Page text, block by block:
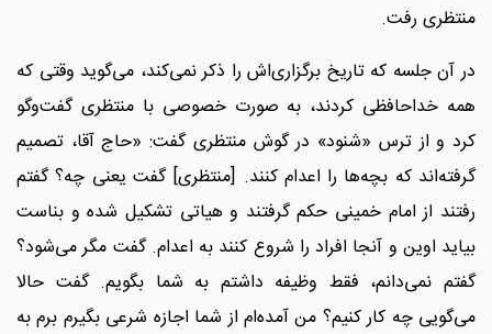
منتظری رفت.
در آن جلسه که تاریخ برگزاری‌اش را ذکر نمی‌کند، می‌گوید وقتی که
همه خداحافظی کردند، به صورت خصوصی با منتظری گفت‌وگو
کرد و از ترس «شنود» در گوش منتظری گفت: «حاج آقا، تصمیم
گرفته‌اند که بچه‌ها را اعدام کنند. [منتظری] گفت یعنی چه؟ گفتم
رفتند از امام خمینی حکم گرفتند و هیاتی تشکیل شده و بناست
بیاید اوین و آنجا افراد را شروع کنند به اعدام. گفت مگر می‌شود؟
گفتم نمی‌دانم، فقط وظیفه داشتم به شما بگویم. گفت حالا
می‌گویی چه کار کنیم؟ من آمده‌ام از شما اجازه شرعی بگیرم برم به